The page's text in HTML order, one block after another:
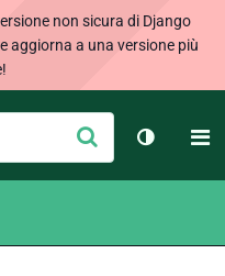
non sicura di Django
aggiorna a una versione più
Conferma
Cambia